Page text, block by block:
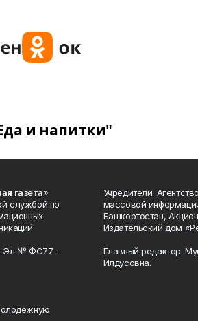
и напитки"
газета»
службой по
Эл № ФС77-
Учредители:
массовой
Башкортостан,
Издательский дом
Главный редактор:
Илдусовна.